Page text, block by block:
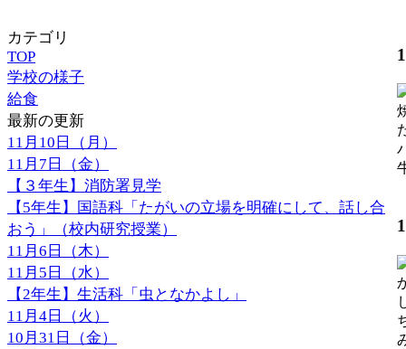
カテゴリ
TOP
学校の様子
給食
最新の更新
11月10日（月）
11月7日（金）
【３年生】消防署見学
【5年生】国語科「たがいの立場を明確にして、話し合
おう」（校内研究授業）
11月6日（木）
11月5日（水）
【2年生】生活科「虫となかよし」
11月4日（火）
10月31日（金）